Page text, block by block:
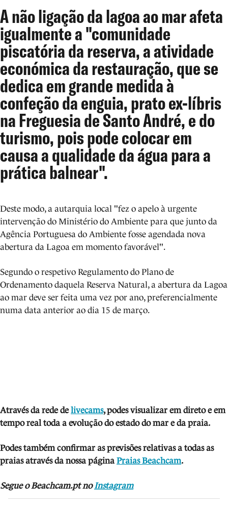
A não ligação da lagoa ao mar afeta
igualmente a "comunidade
piscatória da reserva, a atividade
económica da restauração, que se
dedica em grande medida à
confeção da enguia, prato ex-líbris
na Freguesia de Santo André, e do
turismo, pois pode colocar em
causa a qualidade da água para a
prática balnear".
Deste modo, a autarquia local "fez o apelo à urgente
intervenção do Ministério do Ambiente para que junto da
Agência Portuguesa do Ambiente fosse agendada nova
abertura da Lagoa em momento favorável".
Segundo o respetivo Regulamento do Plano de
Ordenamento daquela Reserva Natural, a abertura da Lagoa
ao mar deve ser feita uma vez por ano, preferencialmente
numa data anterior ao dia 15 de março.
Através da rede delivecams, podes visualizar em direto e em
tempo real toda a evolução do estado do mar e da praia.
Podes também confirmar as previsões relativas a todas as
praias através da nossa páginaPraias Beachcam.
Segue o Beachcam.pt noInstagram